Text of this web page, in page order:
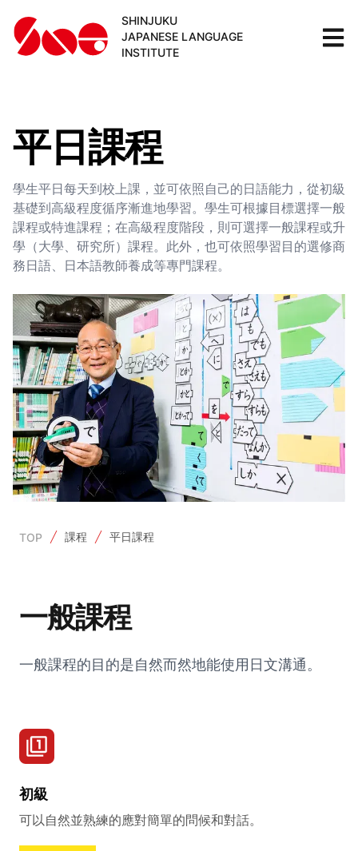
SHINJUKU
JAPANESE LANGUAGE
INSTITUTE
平日課程
學生平日每天到校上課，並可依照自己的日語能力，從初級
基礎到高級程度循序漸進地學習。學生可根據目標選擇一般
課程或特進課程；在高級程度階段，則可選擇一般課程或升
學（大學、研究所）課程。此外，也可依照學習目的選修商
務日語、日本語教師養成等專門課程。
TOP 課程 平日課程
一般課程
一般課程的目的是自然而然地能使用日文溝通。
初級
可以自然並熟練的應對簡單的問候和對話。